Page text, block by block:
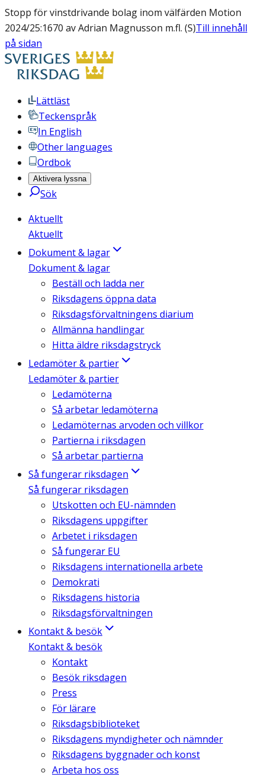
Stopp för vinstdrivande bolag inom välfärden Motion
2024/25:1670 av Adrian Magnusson m.fl. (S)Till innehåll
på sidan
Lättläst
Teckenspråk
In English
Other languages
Ordbok
Aktivera lyssna
Sök
Aktuellt
Aktuellt
Dokument & lagar
Dokument & lagar
Beställ och ladda ner
Riksdagens öppna data
Riksdagsförvaltningens diarium
Allmänna handlingar
Hitta äldre riksdagstryck
Ledamöter & partier
Ledamöter & partier
Ledamöterna
Så arbetar ledamöterna
Ledamöternas arvoden och villkor
Partierna i riksdagen
Så arbetar partierna
Så fungerar riksdagen
Så fungerar riksdagen
Utskotten och EU-nämnden
Riksdagens uppgifter
Arbetet i riksdagen
Så fungerar EU
Riksdagens internationella arbete
Demokrati
Riksdagens historia
Riksdagsförvaltningen
Kontakt & besök
Kontakt & besök
Kontakt
Besök riksdagen
Press
För lärare
Riksdagsbiblioteket
Riksdagens myndigheter och nämnder
Riksdagens byggnader och konst
Arbeta hos oss